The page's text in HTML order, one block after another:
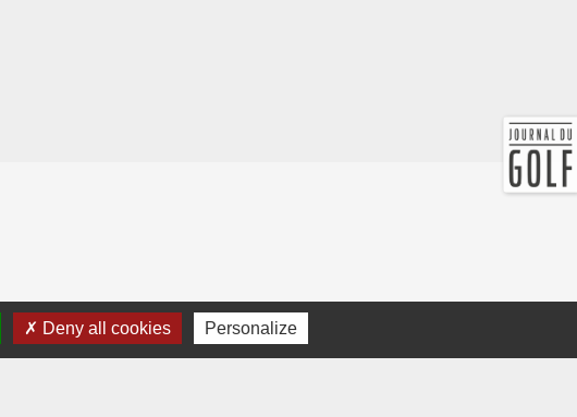
Deny all cookies Personalize